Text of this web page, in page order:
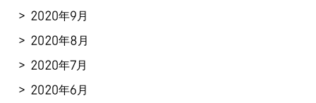
2020年9月
2020年8月
2020年7月
2020年6月